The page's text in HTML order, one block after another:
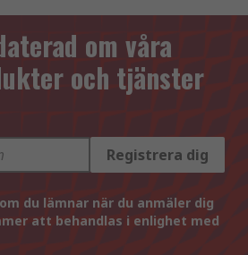
om våra
och tjänster
Registrera dig
du lämnar när du anmäler dig
att behandlas i enlighet med